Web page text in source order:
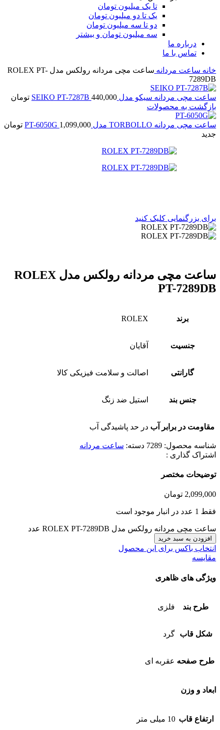
تا یک میلیون تومان
یک تا دو میلیون تومان
دو تا سه میلیون تومان
سه میلیون تومان و بیشتر
درباره ما
تماس با ما
خانه ساعت مردانه
ساعت مچی مردانه رولکس مدل ROLEX PT-
7289DB
ساعت مچی مردانه سیکو مدل SEIKO PT-7287B 440,000
تومان
بازگشت به محصولات
ساعت مچی مردانه TORBOLLO مدل PT-6050G 1,099,000
تومان
جدید
برای بزرگنمایی کلیک کنید
ساعت مچی مردانه رولکس مدل ROLEX
PT-7289DB
برند ROLEX
جنسیت آقایان
گارانتی اصالت و سلامت فیزیکی کالا
جنس بند استیل ضد زنگ
مقاومت در برابر آب در حد پاشیدگی آب
شناسه محصول: 7289 دسته: ساعت مردانه
اشتراک گذاری :
توضیحات مختصر
2,099,000 تومان
فقط 1 عدد در انبار موجود است
ساعت مچی مردانه رولکس مدل ROLEX PT-7289DB عدد
افزودن به سبد خرید
انتخاب باکس برای این محصول
مقایسه
ویژگی های ظاهری
طرح بند فلزی
شکل قاب گرد
طرح صفحه عقربه ای
ابعاد و وزن
ارتفاع قاب 10 میلی متر